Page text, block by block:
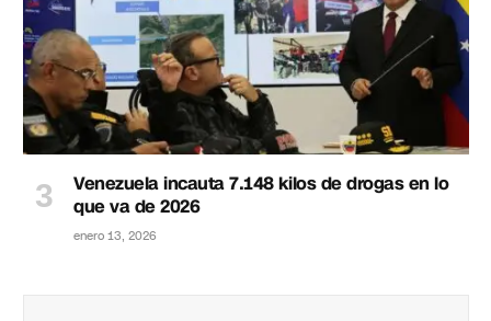
Venezuela incauta 7.148 kilos de drogas en lo
que va de 2026
enero 13, 2026